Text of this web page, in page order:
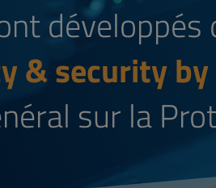
développés
& security
sur la